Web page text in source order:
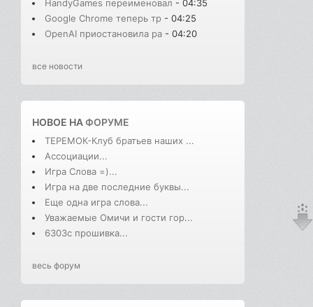
HandyGames переименовал - 04:35
Google Chrome теперь тр - 04:25
OpenAI приостановила ра - 04:20
все новости
НОВОЕ НАФОРУМЕ
ТЕРЕМОК-Клуб братьев наших ...
Ассоциации...
Игра Слова =)...
Игра на две последние буквы...
Еще одна игра слова...
Уважаемые Омичи и гости гор...
6303с прошивка...
весь форум